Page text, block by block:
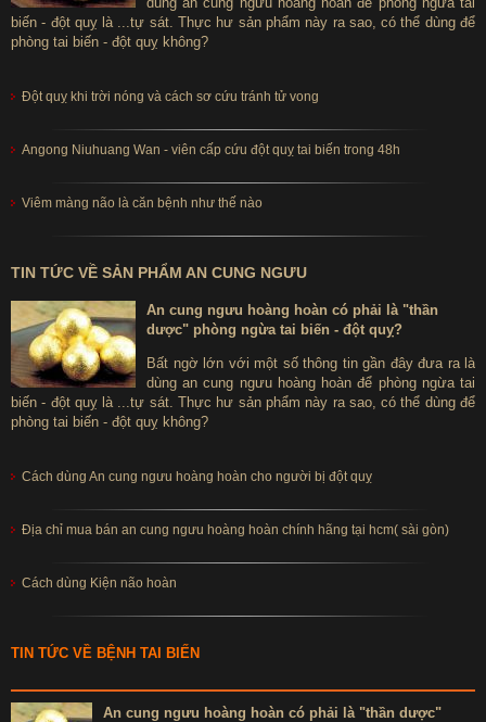
biến - đột quỵ là ...tự sát. Thực hư sản phẩm này ra sao, có thể dùng để
phòng tai biến - đột quỵ không?
Đột quỵ khi trời nóng và cách sơ cứu tránh tử vong
Angong Niuhuang Wan - viên cấp cứu đột quỵ tai biến trong 48h
Viêm màng não là căn bệnh như thế nào
TIN TỨC VỀ SẢN PHẨM AN CUNG NGƯU
An cung ngưu hoàng hoàn có phải là "thần
dược" phòng ngừa tai biến - đột quỵ?
Bất ngờ lớn với một số thông tin gần đây đưa ra là
dùng an cung ngưu hoàng hoàn để phòng ngừa tai
biến - đột quỵ là ...tự sát. Thực hư sản phẩm này ra sao, có thể dùng để
phòng tai biến - đột quỵ không?
Cách dùng An cung ngưu hoàng hoàn cho người bị đột quỵ
Địa chỉ mua bán an cung ngưu hoàng hoàn chính hãng tại hcm( sài gòn)
Cách dùng Kiện não hoàn
TIN TỨC VỀ BỆNH TAI BIẾN
An cung ngưu hoàng hoàn có phải là "thần dược"